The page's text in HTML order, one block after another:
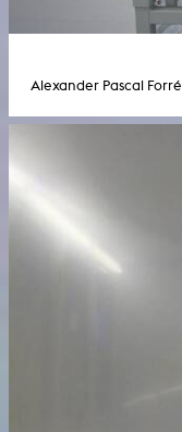
Alexander Pascal Forré